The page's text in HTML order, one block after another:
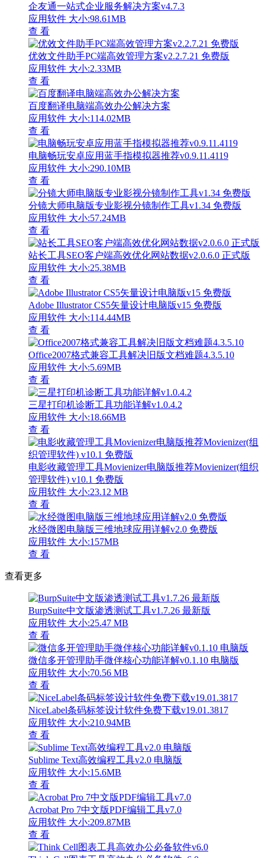
企友通一站式企业服务解决方案v4.7.3
应用软件 大小:98.61MB
查 看
优效文件助手PC端高效管理方案v2.2.7.21 免费版
应用软件 大小:2.33MB
查 看
百度翻译电脑端高效办公解决方案
应用软件 大小:114.02MB
查 看
电脑畅玩安卓应用蓝手指模拟器推荐v0.9.11.4119
应用软件 大小:290.10MB
查 看
分镜大师电脑版专业影视分镜制作工具v1.34 免费版
应用软件 大小:57.24MB
查 看
站长工具SEO客户端高效优化网站数据v2.0.6.0 正式版
应用软件 大小:25.38MB
查 看
Adobe Illustrator CS5矢量设计电脑版v15 免费版
应用软件 大小:114.44MB
查 看
Office2007格式兼容工具解决旧版文档难题4.3.5.10
应用软件 大小:5.69MB
查 看
三星打印机诊断工具功能详解v1.0.4.2
应用软件 大小:18.66MB
查 看
电影收藏管理工具Movienizer电脑版推荐Movienizer(组织
管理软件) v10.1 免费版
应用软件 大小:23.12 MB
查 看
水经微图电脑版三维地球应用详解v2.0 免费版
应用软件 大小:157MB
查 看
查看更多
BurpSuite中文版渗透测试工具v1.7.26 最新版
应用软件 大小:25.47 MB
查 看
微信多开管理助手微伴核心功能详解v0.1.10 电脑版
应用软件 大小:70.56 MB
查 看
NiceLabel条码标签设计软件免费下载v19.01.3817
应用软件 大小:210.94MB
查 看
Sublime Text高效编程工具v2.0 电脑版
应用软件 大小:15.6MB
查 看
Acrobat Pro 7中文版PDF编辑工具v7.0
应用软件 大小:209.87MB
查 看